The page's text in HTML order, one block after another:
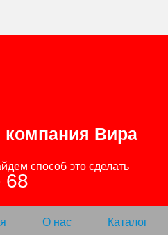
компания Вира
68
О нас Каталог